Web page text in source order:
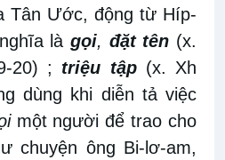
Tân Ước, động từ Híp-
làgọi, đặt tên (x.
20) ; triệu tập(x. Xh
dùng khi diễn tả việc
một người để trao cho
chuyện ông Bi-lơ-am,